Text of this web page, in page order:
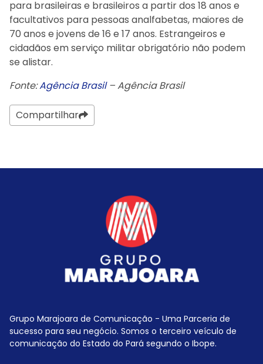
para brasileiras e brasileiros a partir dos 18 anos e
facultativos para pessoas analfabetas, maiores de
70 anos e jovens de 16 e 17 anos. Estrangeiros e
cidadãos em serviço militar obrigatório não podem
se alistar.
Fonte:Agência Brasil– Agência Brasil
Compartilhar
Grupo Marajoara de Comunicação - Uma Parceria de
sucesso para seu negócio. Somos o terceiro veículo de
comunicação do Estado do Pará segundo o Ibope.